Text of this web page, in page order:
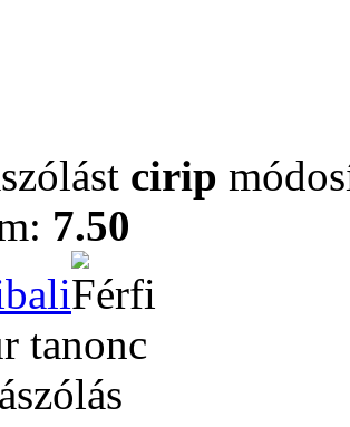
cirip
7.50
tanonc